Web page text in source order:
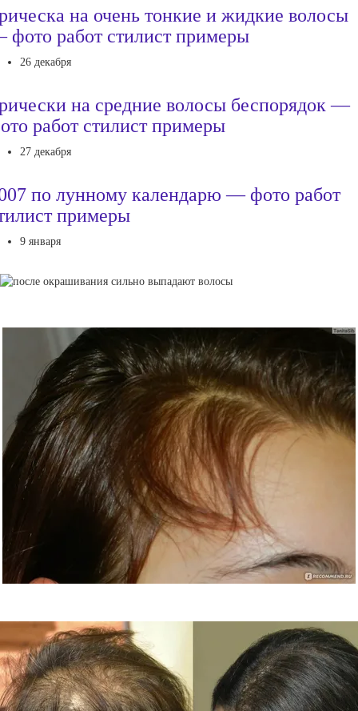
на очень тонкие и жидкие волосы
работ стилист примеры
26 декабря
на средние волосы беспорядок —
работ стилист примеры
27 декабря
по лунному календарю — фото работ
примеры
9 января